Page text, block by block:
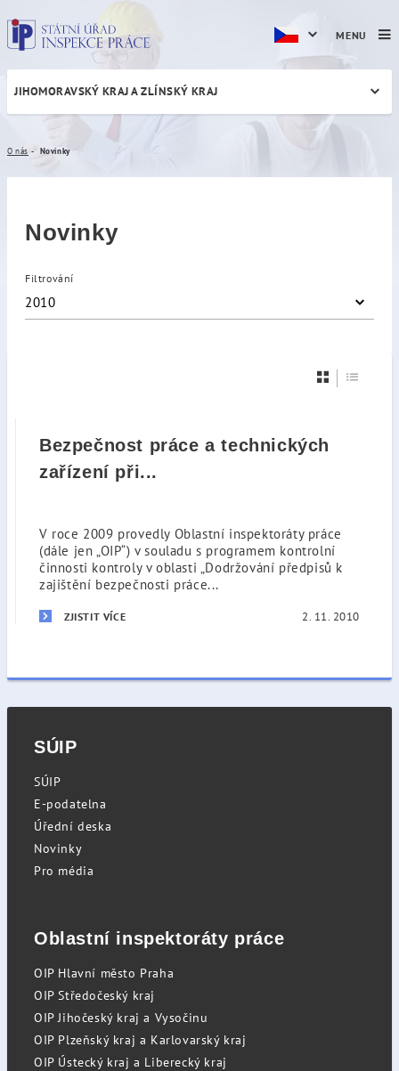
Novinky
JIHOMORAVSKÝ KRAJ A ZLÍNSKÝ KRAJ
O nás Novinky
Novinky
Filtrování
2010
Bezpečnost práce a technických
zařízení při...
V roce 2009 provedly Oblastní inspektoráty práce
(dále jen „OIP“) v souladu s programem kontrolní
činnosti kontroly v oblasti „Dodržování předpisů k
zajištění bezpečnosti práce...
ZJISTIT VÍCE 2. 11. 2010
MENU
SÚIP
SÚIP
E-podatelna
Úřední deska
Novinky
Pro média
Oblastní inspektoráty práce
OIP Hlavní město Praha
OIP Středočeský kraj
OIP Jihočeský kraj a Vysočinu
OIP Plzeňský kraj a Karlovarský kraj
OIP Ústecký kraj a Liberecký kraj